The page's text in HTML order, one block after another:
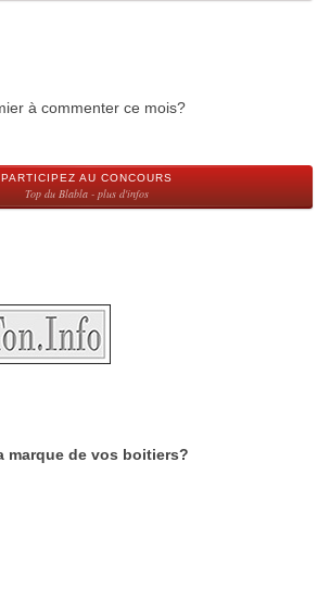
à commenter ce mois?
PARTICIPEZ AU CONCOURS
Top du Blabla - plus d'infos
marque de vos boitiers?